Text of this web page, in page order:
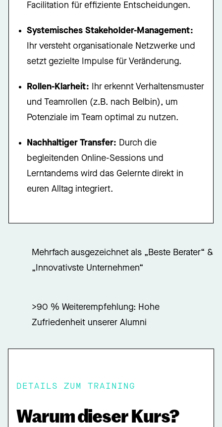
Facilitation für effiziente Entscheidungen.
Systemisches Stakeholder-Management:
Ihr versteht organisationale Netzwerke und
setzt gezielte Impulse für Veränderung.
Rollen-Klarheit: Ihr erkennt Verhaltensmuster
und Teamrollen (z.B. nach Belbin), um
Potenziale im Team optimal zu nutzen.
Nachhaltiger Transfer: Durch die
begleitenden Online-Sessions und
Lerntandems wird das Gelernte direkt in
euren Alltag integriert.
Mehrfach ausgezeichnet als „Beste Berater“ &
„Innovativste Unternehmen“
>90 % Weiterempfehlung: Hohe
Zufriedenheit unserer Alumni
DETAILS ZUM TRAINING
Warum dieser Kurs?